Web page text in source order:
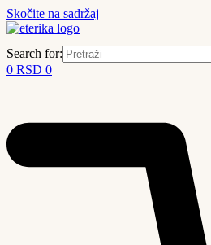
Skočite na sadržaj
Search for:
0 RSD 0